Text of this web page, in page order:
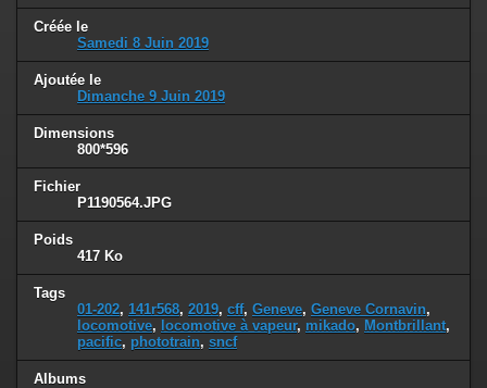
Créée le
Samedi 8 Juin 2019
Ajoutée le
Dimanche 9 Juin 2019
Dimensions
800*596
Fichier
P1190564.JPG
Poids
417 Ko
Tags
01-202, 141r568, 2019, cff, Geneve, Geneve Cornavin,
locomotive, locomotive à vapeur, mikado, Montbrillant,
pacific, phototrain, sncf
Albums